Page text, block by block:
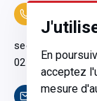
En
acceptez
mesure
02 506 38 11
Contact